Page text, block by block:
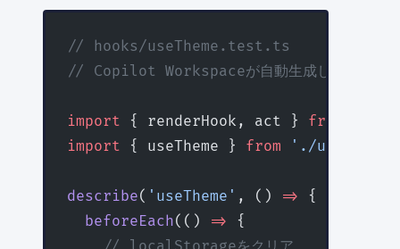
// hooks/useTheme.test.ts
// Copilot Workspaceが自動生成したテスト
import { renderHook, act } from
import { useTheme } from './useTheme'
describe( 'useTheme' , () => {
  beforeEach
(() => {